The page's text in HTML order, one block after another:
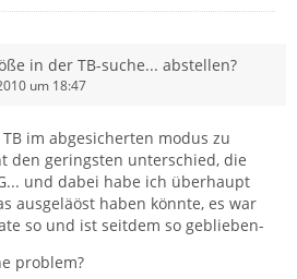
in der TB-suche... abstellen?
um 18:47
im abgesicherten modus zu
den geringsten unterschied, die
und dabei habe ich überhaupt
ausgeläöst haben könnte, es war
so und ist seitdem so geblieben-
problem?